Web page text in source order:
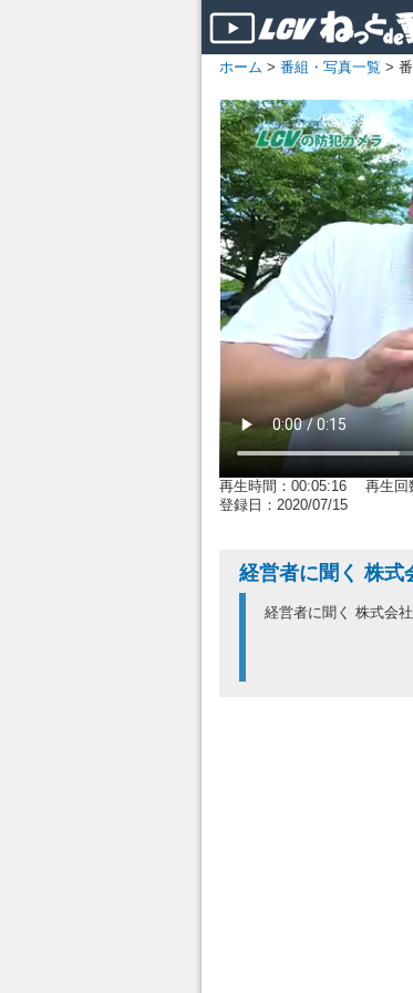
ホーム > 番組・写真一覧 >
再生時間：00:05:16 再生回
登録日：2020/07/15
経営者に聞く 株式
経営者に聞く 株式会